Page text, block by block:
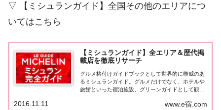
▽ 【ミシュランガイド】全国その他のエリアにつ
いてはこちら
【ミシュランガイド】全エリア＆歴代掲
載店を徹底リサーチ
グルメ格付けガイドブックとして世界的に権威のあ
るミシュランガイド。グルメだけでなく、ホテルや
旅館といった宿泊施設、グリーンガイドとして観光
本版としては、2007年11月20日に「ミシュランガイ
www.e宿.com
2016.11.11